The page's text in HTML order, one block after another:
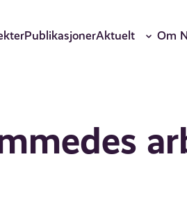
PublikasjonerAktuelt Om